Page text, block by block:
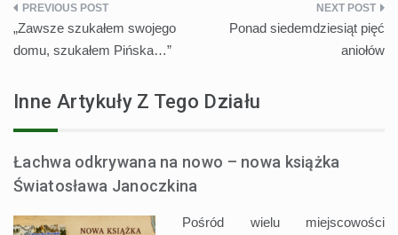
Nawigacja
wpisu
„Zawsze szukałem swojego
domu, szukałem Pińska…”
Ponad siedemdziesiąt pięć
aniołów
Inne Artykuły Z Tego Działu
Łachwa odkrywana na nowo – nowa książka
Światosława Janoczkina
Pośród wielu miejscowości